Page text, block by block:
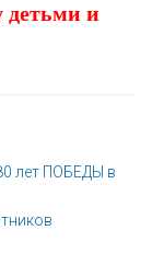
детьми и
лет ПОБЕДЫ в